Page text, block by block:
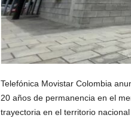
Telefónica Movistar Colombia
20 años de permanencia en el
trayectoria en el territorio